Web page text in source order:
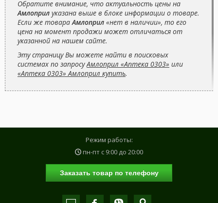
Обратите внимание, что актуальность цены на
Амлоприл указана выше в блоке информации о товаре.
Если же товараАмлоприл «нет в наличии», то его
цена на момент продажи может отличаться от
указанной на нашем сайте.
Эту страницу Вы можете найти в поисковых
системах по запросуАмлоприл «Аптека 0303» или
«Аптека 0303» Амлоприл купить.
Режим работы:
пн-пт с 9:00 до 20:00
Заказать товар по телефону